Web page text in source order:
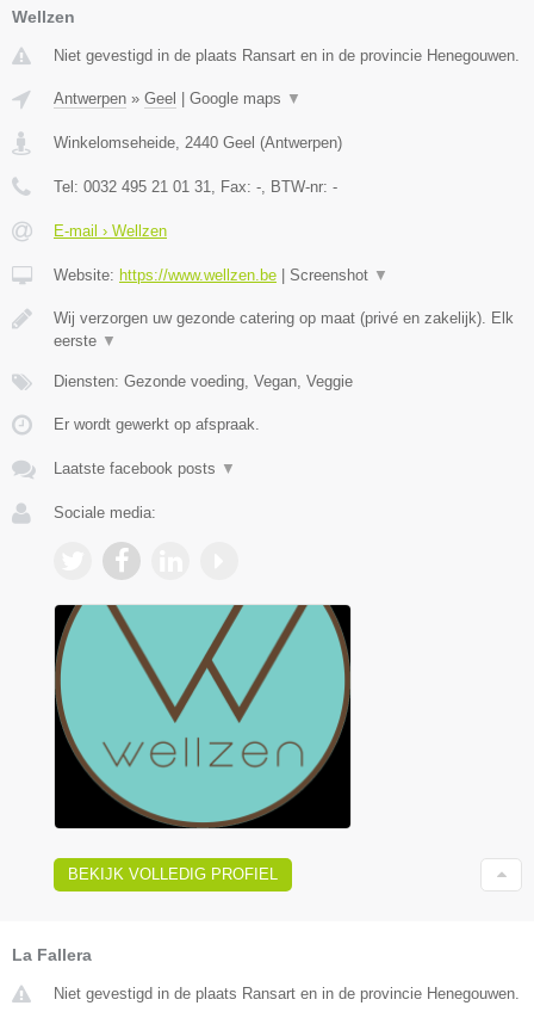
Wellzen
Niet gevestigd in de plaats Ransart en in de provincie Henegouwen.
Antwerpen » Geel | Google maps ▼
Winkelomseheide 2440 Geel (Antwerpen)
Tel: 0032 495 21 01 31 , Fax: - , BTW-nr: -
E-mail › Wellzen
Website: https://www.wellzen.be | Screenshot ▼
Wij verzorgen uw gezonde catering op maat (privé en zakelijk). Elk
eerste ▼
Diensten: Gezonde voeding, Vegan, Veggie
Er wordt gewerkt op afspraak.
Laatste facebook posts ▼
Sociale media:
BEKIJK VOLLEDIG PROFIEL
La Fallera
Niet gevestigd in de plaats Ransart en in de provincie Henegouwen.